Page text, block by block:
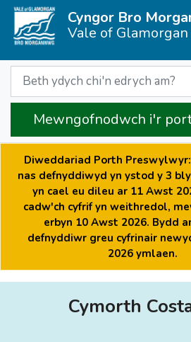
Cyngor Bro
Vale of
Mewngofnodwch i'r
Diweddariad Porth
nas defnyddiwyd yn ystod y 3
yn cael eu dileu ar 11 Awst
cadw'ch cyfrif yn weithredol,
erbyn 10 Awst 2026. Bydd
defnyddiwr greu cyfrinair
2026 ymlaen.
Cymorth